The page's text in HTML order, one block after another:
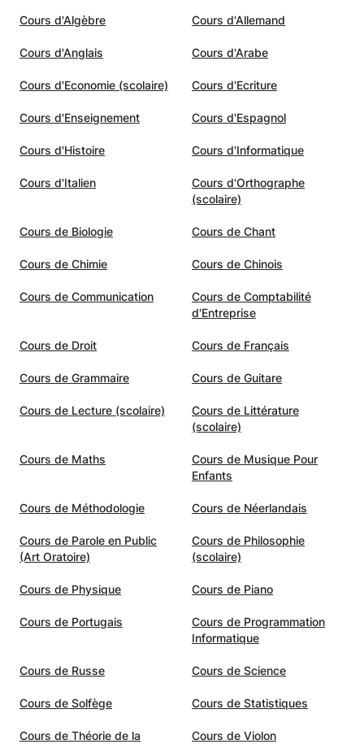
vous
pleine
et
Cours d'Algèbre Cours d'Allemand
Cours d'Anglais Cours d'Arabe
Cours d'Economie (scolaire) Cours d'Ecriture
Cours d'Enseignement Cours d'Espagnol
Cours d'Histoire Cours d'Informatique
Cours d'Italien
Cours d'Orthographe
(scolaire)
Cours de Biologie Cours de Chant
Cours de Chimie Cours de Chinois
Cours de Communication
Cours de Comptabilité
d'Entreprise
Cours de Droit Cours de Français
Cours de Grammaire Cours de Guitare
Cours de Lecture (scolaire)
Cours de Littérature
(scolaire)
Cours de Maths
Cours de Musique Pour
Enfants
Cours de Méthodologie Cours de Néerlandais
Cours de Parole en Public
(Art Oratoire)
Cours de Philosophie
(scolaire)
Cours de Physique Cours de Piano
Cours de Portugais
Cours de Programmation
Informatique
Cours de Russe Cours de Science
Cours de Solfège Cours de Statistiques
Cours de Théorie de la
Cours de Violon